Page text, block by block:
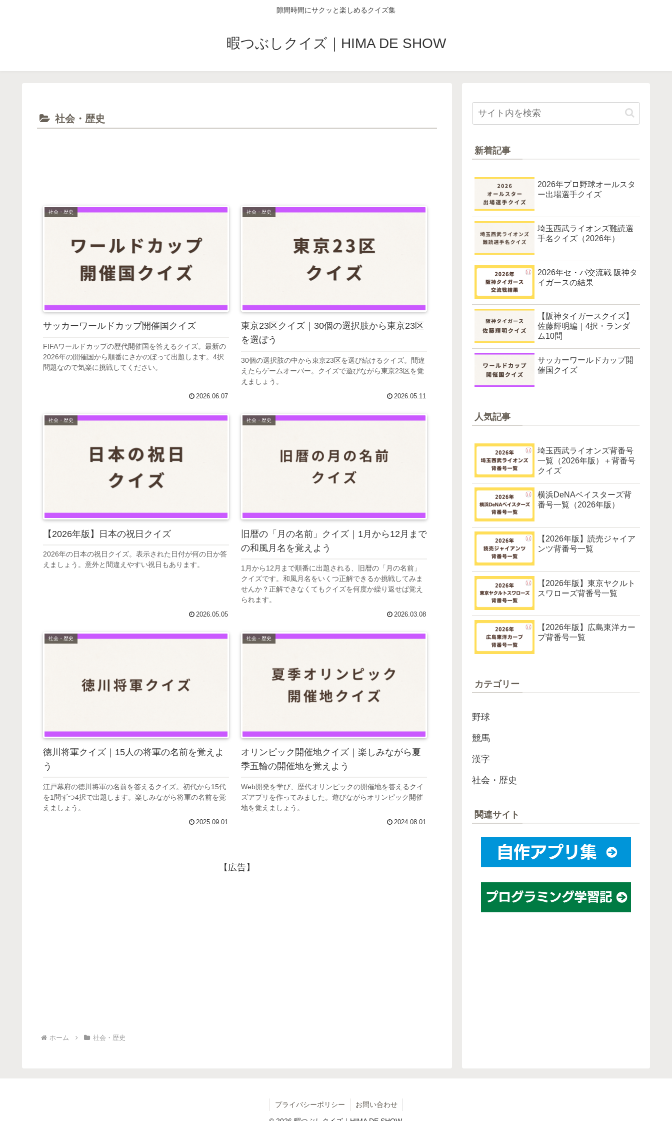
隙間時間にサクッと楽しめるクイズ集
暇つぶしクイズ｜HIMA DE SHOW
社会・歴史
社会・歴史
サッカーワールドカップ開催国クイズ
FIFAワールドカップの歴代開催国を答えるクイズ。最新の
2026年の開催国から順番にさかのぼって出題します。4択
問題なので気楽に挑戦してください。
2026.06.07
社会・歴史
東京23区クイズ｜30個の選択肢から東京23区
を選ぼう
30個の選択肢の中から東京23区を選び続けるクイズ。間違
えたらゲームオーバー。クイズで遊びながら東京23区を覚
えましょう。
2026.05.11
社会・歴史
【2026年版】日本の祝日クイズ
2026年の日本の祝日クイズ。表示された日付が何の日か答
えましょう。意外と間違えやすい祝日もあります。
2026.05.05
社会・歴史
旧暦の「月の名前」クイズ｜1月から12月まで
の和風月名を覚えよう
1月から12月まで順番に出題される、旧暦の「月の名前」
クイズです。和風月名をいくつ正解できるか挑戦してみま
せんか？正解できなくてもクイズを何度か繰り返せば覚え
られます。
2026.03.08
社会・歴史
徳川将軍クイズ｜15人の将軍の名前を覚えよ
う
江戸幕府の徳川将軍の名前を答えるクイズ。初代から15代
を1問ずつ4択で出題します。楽しみながら将軍の名前を覚
えましょう。
2025.09.01
社会・歴史
オリンピック開催地クイズ｜楽しみながら夏
季五輪の開催地を覚えよう
Web開発を学び、歴代オリンピックの開催地を答えるクイ
ズアプリを作ってみました。遊びながらオリンピック開催
地を覚えましょう。
2024.08.01
【広告】
ホーム 社会・歴史
新着記事
2026年プロ野球オールスタ
ー出場選手クイズ
埼玉西武ライオンズ難読選
手名クイズ（2026年）
2026年セ・パ交流戦 阪神タ
イガースの結果
【阪神タイガースクイズ】
佐藤輝明編｜4択・ランダ
ム10問
サッカーワールドカップ開
催国クイズ
人気記事
埼玉西武ライオンズ背番号
一覧（2026年版）＋背番号
クイズ
横浜DeNAベイスターズ背
番号一覧（2026年版）
【2026年版】読売ジャイア
ンツ背番号一覧
【2026年版】東京ヤクルト
スワローズ背番号一覧
【2026年版】広島東洋カー
プ背番号一覧
カテゴリー
野球
競馬
漢字
社会・歴史
関連サイト
プライバシーポリシー お問い合わせ